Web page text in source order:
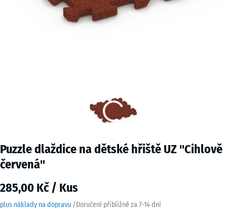
Puzzle dlaždice na dětské hřiště UZ "Cihlově
červená"
285,00 Kč / Kus
plus náklady na dopravu /Doručení přibližně za 7-14 dní